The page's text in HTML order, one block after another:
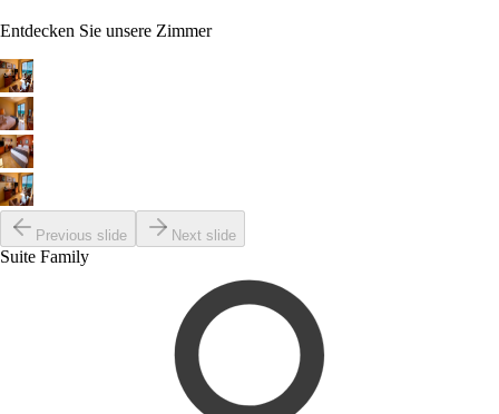
Entdecken Sie unsere Zimmer
Previous slide Next slide
Suite Family